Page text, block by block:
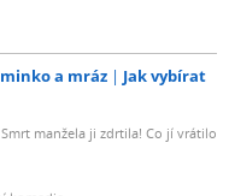
a mráz
Jak vybírat
manžela ji zdrtila! Co jí vrátilo